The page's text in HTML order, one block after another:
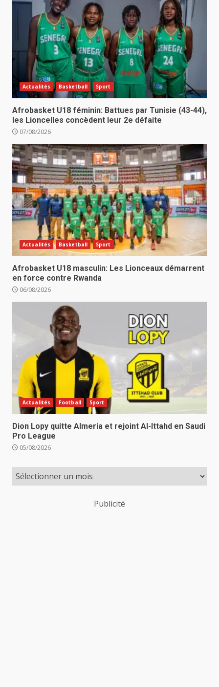
Actualités Basketball Sport
Afrobasket U18 féminin: Battues par Tunisie (43-44),
les Lioncelles concèdent leur 2e défaite
07/08/2026
Actualités Basketball Sport
Afrobasket U18 masculin: Les Lionceaux démarrent
en force contre Rwanda
06/08/2026
Actualités Football Sport
Dion Lopy quitte Almeria et rejoint Al-Ittahd en Saudi
Pro League
05/08/2026
Publicité